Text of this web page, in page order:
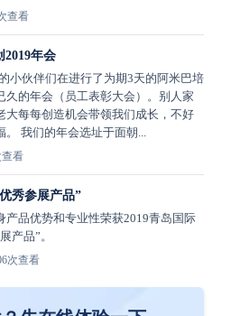
查看
年会
小伙伴们在进行了为期3天的阿米巴培
久的年会（员工表彰大会）。别人家
大每每创造机会带领我们成长，不好
我们的年会选址于面朝...
查看
秀参展产品”
产品优势和专业性荣获2019青岛国际
产品”。
次查看